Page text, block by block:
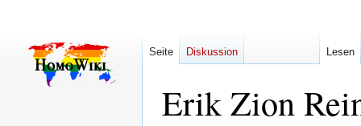
Erik Zion
Seite Diskussion Lesen